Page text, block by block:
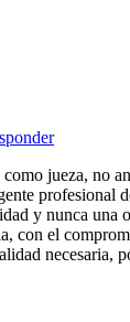
jueza, no
profesional
y nunca una
con el
necesaria,